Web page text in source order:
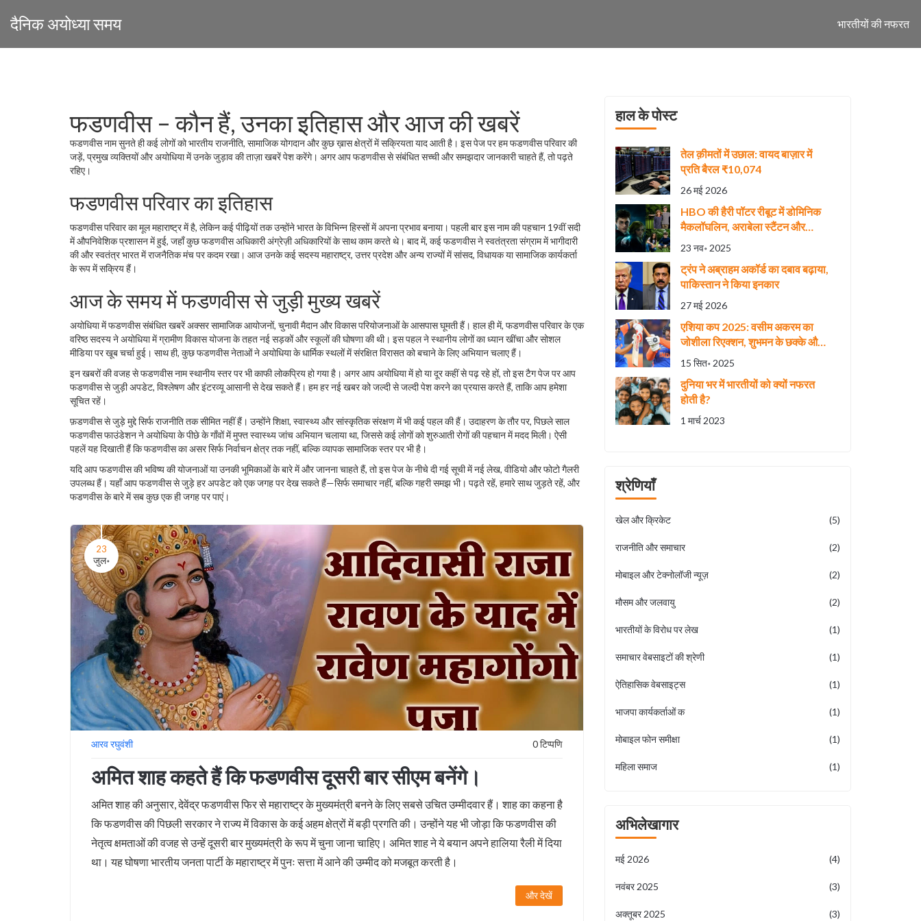
दैनिक अयोध्या समय भारतीयों की नफरत
फडणवीस – कौन हैं, उनका इतिहास और आज की खबरें
फडणवीस नाम सुनते ही कई लोगों को भारतीय राजनीति, सामाजिक योगदान और कुछ ख़ास क्षेत्रों में सक्रियता याद आती है। इस पेज पर हम फडणवीस परिवार की
जड़ें, प्रमुख व्यक्तियों और अयोधिया में उनके जुड़ाव की ताज़ा खबरें पेश करेंगे। अगर आप फडणवीस से संबंधित सच्ची और समझदार जानकारी चाहते हैं, तो पढ़ते
रहिए।
फडणवीस परिवार का इतिहास
फडणवीस परिवार का मूल महाराष्ट्र में है, लेकिन कई पीढ़ियों तक उन्होंने भारत के विभिन्न हिस्सों में अपना प्रभाव बनाया। पहली बार इस नाम की पहचान 19वीं सदी
में औपनिवेशिक प्रशासन में हुई, जहाँ कुछ फडणवीस अधिकारी अंग्रेज़ी अधिकारियों के साथ काम करते थे। बाद में, कई फडणवीस ने स्वतंत्रता संग्राम में भागीदारी
की और स्वतंत्र भारत में राजनैतिक मंच पर कदम रखा। आज उनके कई सदस्य महाराष्ट्र, उत्तर प्रदेश और अन्य राज्यों में सांसद, विधायक या सामाजिक कार्यकर्ता
के रूप में सक्रिय हैं।
आज के समय में फडणवीस से जुड़ी मुख्य खबरें
अयोधिया में फडणवीस संबंधित खबरें अक्सर सामाजिक आयोजनों, चुनावी मैदान और विकास परियोजनाओं के आसपास घूमती हैं। हाल ही में, फडणवीस परिवार के एक
वरिष्ठ सदस्य ने अयोधिया में ग्रामीण विकास योजना के तहत नई सड़कों और स्कूलों की घोषणा की थी। इस पहल ने स्थानीय लोगों का ध्यान खींचा और सोशल
मीडिया पर खूब चर्चा हुई। साथ ही, कुछ फडणवीस नेताओं ने अयोधिया के धार्मिक स्थलों में संरक्षित विरासत को बचाने के लिए अभियान चलाए हैं।
इन खबरों की वजह से फडणवीस नाम स्थानीय स्तर पर भी काफी लोकप्रिय हो गया है। अगर आप अयोधिया में हो या दूर कहीं से पढ़ रहे हों, तो इस टैग पेज पर आप
फडणवीस से जुड़ी अपडेट, विश्लेषण और इंटरव्यू आसानी से देख सकते हैं। हम हर नई खबर को जल्दी से जल्दी पेश करने का प्रयास करते हैं, ताकि आप हमेशा
सूचित रहें।
फ़डणवीस से जुड़े मुद्दे सिर्फ राजनीति तक सीमित नहीं हैं। उन्होंने शिक्षा, स्वास्थ्य और सांस्कृतिक संरक्षण में भी कई पहल की हैं। उदाहरण के तौर पर, पिछले साल
फडणवीस फाउंडेशन ने अयोधिया के पीछे के गाँवों में मुफ्त स्वास्थ्य जांच अभियान चलाया था, जिससे कई लोगों को शुरुआती रोगों की पहचान में मदद मिली। ऐसी
पहलें यह दिखाती हैं कि फडणवीस का असर सिर्फ निर्वाचन क्षेत्र तक नहीं, बल्कि व्यापक सामाजिक स्तर पर भी है।
यदि आप फडणवीस की भविष्य की योजनाओं या उनकी भूमिकाओं के बारे में और जानना चाहते हैं, तो इस पेज के नीचे दी गई सूची में नई लेख, वीडियो और फोटो गैलरी
उपलब्ध हैं। यहाँ आप फडणवीस से जुड़े हर अपडेट को एक जगह पर देख सकते हैं—सिर्फ समाचार नहीं, बल्कि गहरी समझ भी। पढ़ते रहें, हमारे साथ जुड़ते रहें, और
फडणवीस के बारे में सब कुछ एक ही जगह पर पाएं।
23
जुल॰
आरव रघुवंशी 0 टिप्पणि
अमित शाह कहते हैं कि फडणवीस दूसरी बार सीएम बनेंगे।
अमित शाह की अनुसार, देवेंद्र फडणवीस फिर से महाराष्ट्र के मुख्यमंत्री बनने के लिए सबसे उचित उम्मीदवार हैं। शाह का कहना है
कि फडणवीस की पिछली सरकार ने राज्य में विकास के कई अहम क्षेत्रों में बड़ी प्रगति की। उन्होंने यह भी जोड़ा कि फडणवीस की
नेतृत्व क्षमताओं की वजह से उन्हें दूसरी बार मुख्यमंत्री के रूप में चुना जाना चाहिए। अमित शाह ने ये बयान अपने हालिया रैली में दिया
था। यह घोषणा भारतीय जनता पार्टी के महाराष्ट्र में पुनः सत्ता में आने की उम्मीद को मजबूत करती है।
और देखें
हाल के पोस्ट
तेल क़ीमतों में उछाल: वायद बाज़ार में
प्रति बैरल ₹10,074
26 मई 2026
HBO की हैरी पॉटर रीबूट में डोमिनिक
मैकलॉघलिन, अराबेला स्टैंटन और
एलेस्टियर स्टॉउट को मुख्य भूमिकाएँ
23 नव॰ 2025
ट्रंप ने अब्राहम अकॉर्ड का दबाव बढ़ाया,
पाकिस्तान ने किया इनकार
27 मई 2026
एशिया कप 2025: वसीम अकरम का
जोशीला रिएक्शन, शुभमन के छक्के और
अभिषेक की तूफानी शुरुआत पर सोशल
15 सित॰ 2025
दुनिया भर में भारतीयों को क्यों नफरत
होती है?
1 मार्च 2023
श्रेणियाँ
खेल और क्रिकेट (5)
राजनीति और समाचार (2)
मोबाइल और टेक्नोलॉजी न्यूज़ (2)
मौसम और जलवायु (2)
भारतीयों के विरोध पर लेख (1)
समाचार वेबसाइटों की श्रेणी (1)
ऐतिहासिक वेबसाइट्स (1)
भाजपा कार्यकर्ताओं क (1)
मोबाइल फोन समीक्षा (1)
महिला समाज (1)
अभिलेखागार
मई 2026 (4)
नवंबर 2025 (3)
अक्तूबर 2025 (3)